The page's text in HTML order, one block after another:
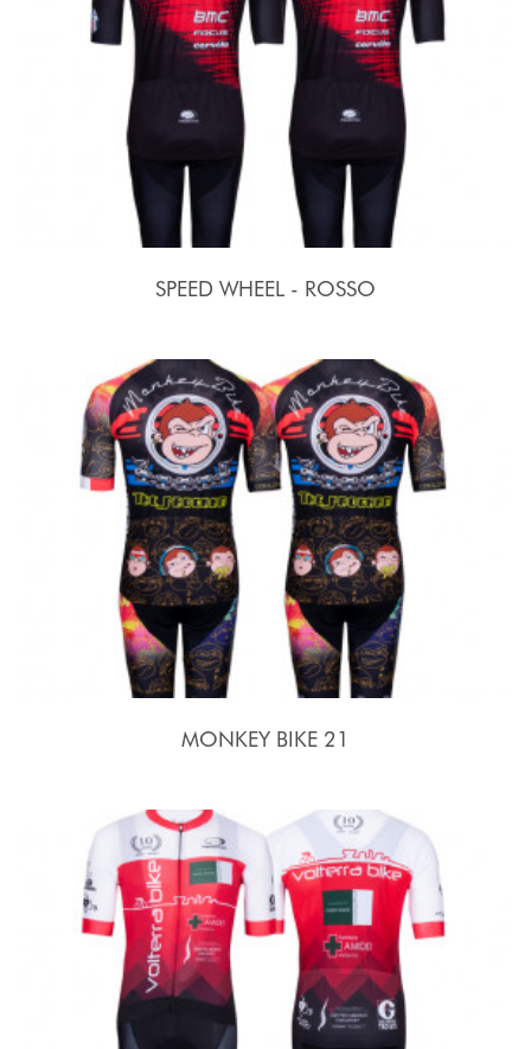
SPEED WHEEL - ROSSO
MONKEY BIKE 21